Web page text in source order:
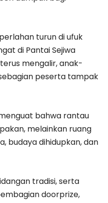
turun di ufuk
di Pantai Sejiwa
mengalir, anak-
peserta tampak
bahwa rantau
melainkan ruang
budaya dihidupkan, dan
tradisi, serta
doorprize,